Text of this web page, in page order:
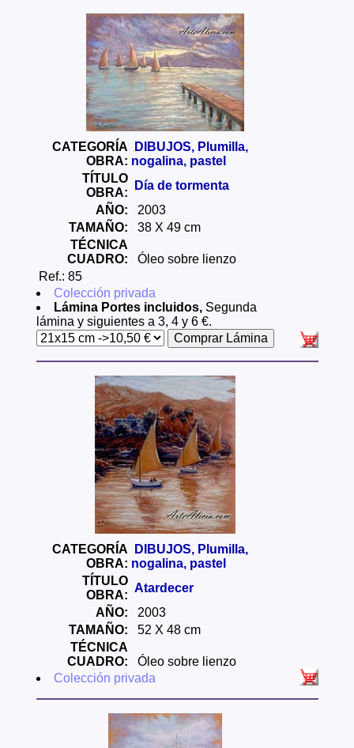
CATEGORÍA
OBRA:
DIBUJOS, Plumilla,
nogalina, pastel
TÍTULO
OBRA:
Día de tormenta
AÑO:
2003
TAMAÑO:
38 X 49 cm
TÉCNICA
CUADRO:
Óleo sobre lienzo
Ref.: 85
Colección privada
Lámina Portes incluidos, Segunda
lámina y siguientes a 3, 4 y 6 €.
CATEGORÍA
OBRA:
DIBUJOS, Plumilla,
nogalina, pastel
TÍTULO
OBRA:
Atardecer
AÑO:
2003
TAMAÑO:
52 X 48 cm
TÉCNICA
CUADRO:
Óleo sobre lienzo
Colección privada